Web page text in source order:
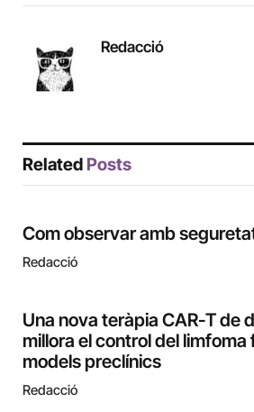
Redacció
Related Posts
Com observar amb
Redacció
Una nova teràpia CAR-T de
millora el control del limfoma
models preclínics
Redacció